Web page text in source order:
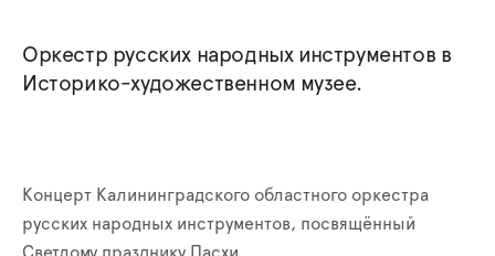
Оркестр русских народных инструментов в
Историко-художественном музее.
Концерт Калининградского областного оркестра
русских народных инструментов, посвящённый